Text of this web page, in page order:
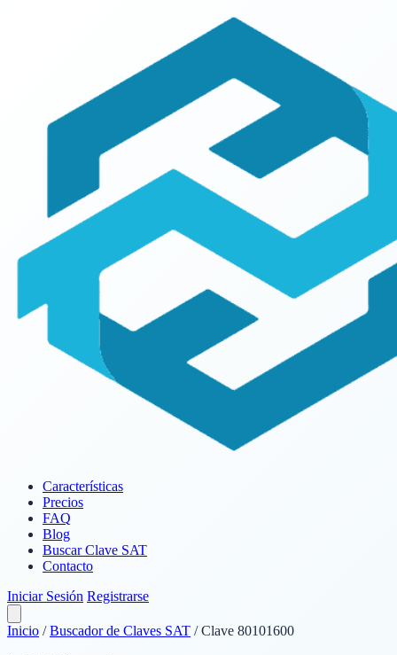
Características
Precios
FAQ
Blog
Buscar Clave SAT
Contacto
Iniciar Sesión Registrarse
Inicio / Buscador de Claves SAT / Clave 80101600